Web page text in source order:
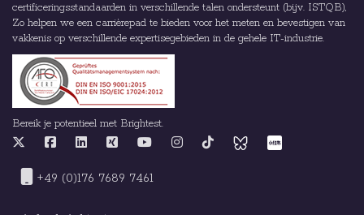
certificeringsstandaarden in verschillende talen ondersteunt (bijv. ISTQB),
Zo helpen we een carrièrepad te bieden voor het meten en bevestigen van
vakkenis op verschillende expertisegebieden in de gehele IT-industrie.
Bereik je potentieel met Brightest.
+49 (0)176 7689 7461